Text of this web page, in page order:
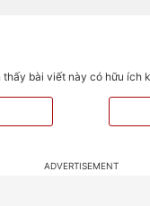
thấy bài viết này có hữu ích